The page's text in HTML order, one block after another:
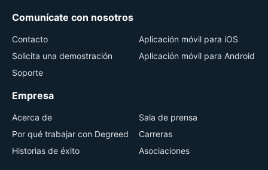
Comunícate con nosotros
Contacto
Solicita una demostración
Soporte
Aplicación móvil para iOS
Aplicación móvil para Android
Empresa
Acerca de
Por qué trabajar con Degreed
Historias de éxito
Sala de prensa
Carreras
Asociaciones